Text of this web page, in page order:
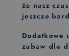
że nasz
jeszcze
Dodatkowe
zabaw dla